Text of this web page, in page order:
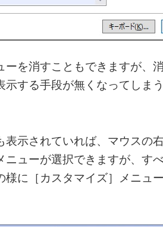
ーを消すこともできますが、
示する手段が無くなってしま
表示されていれば、マウスの
ニューが選択できますが、す
様に［カスタマイズ］メニュ